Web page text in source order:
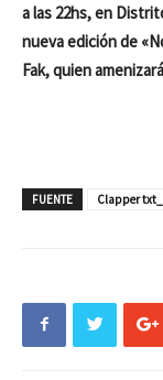
a las 22hs, en
nueva edición de
Fak, quien
FUENTE Clapper